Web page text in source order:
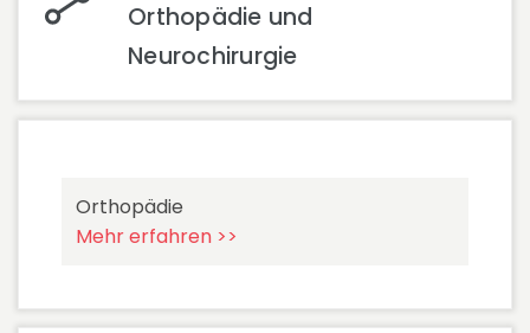
Orthopädie und
Neurochirurgie
Orthopädie
Mehr erfahren >>